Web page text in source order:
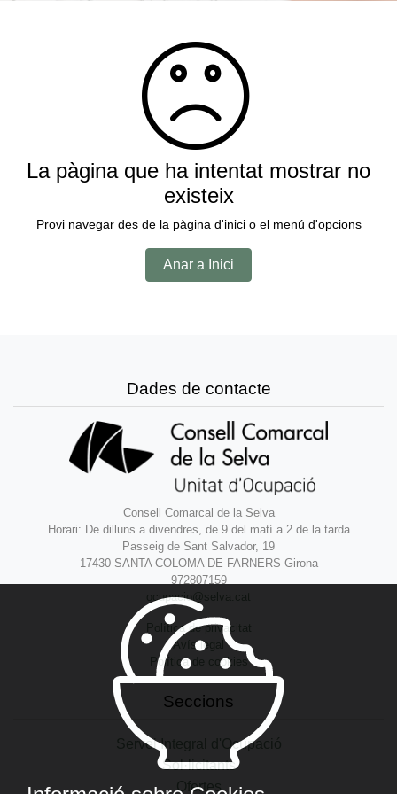
La pàgina que ha intentat mostrar no
existeix
Provi navegar des de la pàgina d'inici o el menú d'opcions
Anar a Inici
Dades de contacte
Consell Comarcal de la Selva
Horari: De dilluns a divendres, de 9 del matí a 2 de la tarda
Passeig de Sant Salvador, 19
17430 SANTA COLOMA DE FARNERS Girona
972807159
ocupacio@selva.cat
Política de privacitat
Avís legal
Política de cookies
Seccions
Servei Integral d'Ocupació
Sol·licitants
Ofertes